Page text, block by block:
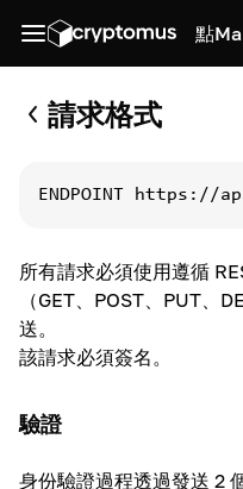
點
請求格式
ENDPOINT https://
所有請求必須使用遵循
（GET、POST、PUT、
送。
該請求必須簽名。
驗證
身份驗證過程透過發送 2